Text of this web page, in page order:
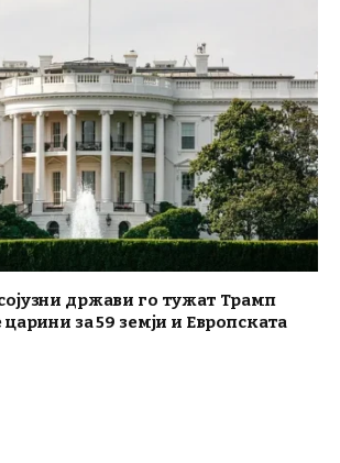
држави го тужат Трамп
за 59 земји и Европската